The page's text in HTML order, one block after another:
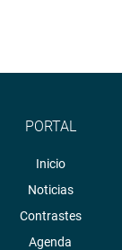
PORTAL
Inicio
Noticias
Contrastes
Agenda